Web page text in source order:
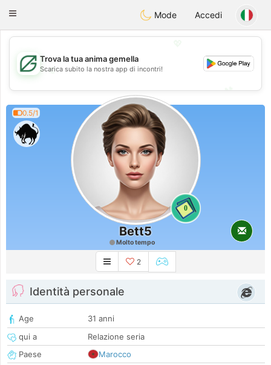
Dating
Toggle
Mode Accedi
💖
💕
💕
Trova la tua anima gemella
Scarica subito la nostra app di incontri!
0.5/1
0
Bett5
Molto tempo
2
Identità personale
Age
31 anni
qui a
Relazione seria
Paese
Marocco